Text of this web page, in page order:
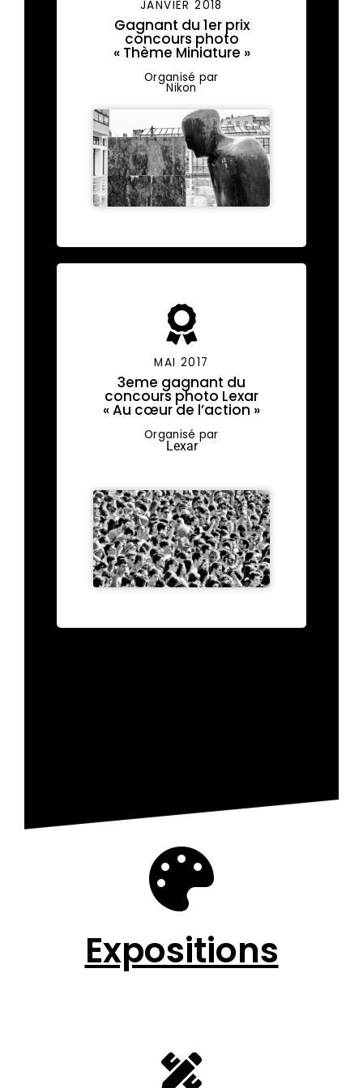
JANVIER 2018
Gagnant du 1er prix
concours photo
« Thème Miniature »
Organisé par
Nikon
MAI 2017
3eme gagnant du
concours photo Lexar
« Au cœur de l’action »
Organisé par
Lexar
Expositions